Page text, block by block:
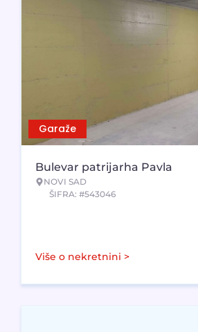
Garaže
Bulevar patrijarha Pavla
NOVI SAD
ŠIFRA: #543046
Više o nekretnini >